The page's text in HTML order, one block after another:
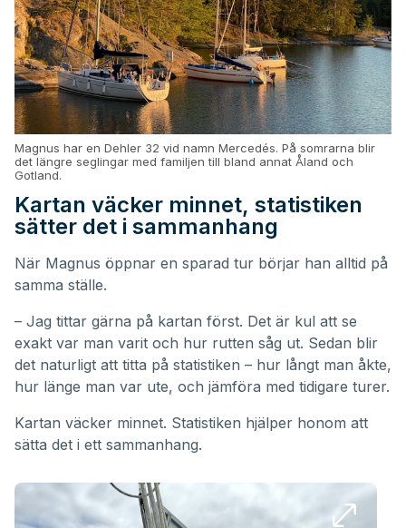
Magnus har en Dehler 32 vid namn Mercedés. På somrarna blir
det längre seglingar med familjen till bland annat Åland och
Gotland.
Kartan väcker minnet, statistiken
sätter det i sammanhang
När Magnus öppnar en sparad tur börjar han alltid på
samma ställe.
– Jag tittar gärna på kartan först. Det är kul att se
exakt var man varit och hur rutten såg ut. Sedan blir
det naturligt att titta på statistiken – hur långt man åkte,
hur länge man var ute, och jämföra med tidigare turer.
Kartan väcker minnet. Statistiken hjälper honom att
sätta det i ett sammanhang.